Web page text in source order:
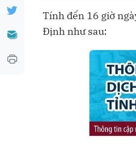
Tính đến 16 giờ
Định như sau: